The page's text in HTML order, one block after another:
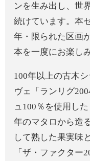
ンを生み出し、世
続けています。本
年・限られた区画
本を一度にお楽し
100年以上の古木
ヴェ「ランリグ
ュ100％を使用し
年のマタロから造
して熟した果実味
「ザ・ファクター